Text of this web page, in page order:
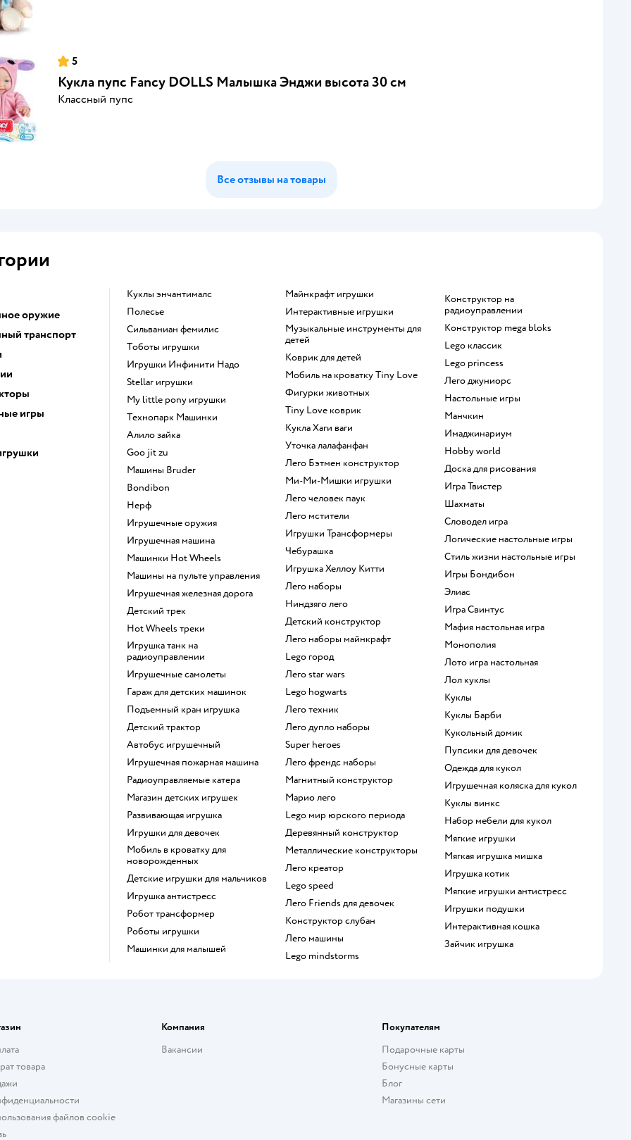
5
Кукла пупс Fancy DOLLS Малышка Энджи высота 30 см
Классный пупс
Все отзывы на товары
оружие
транспорт
игры
Куклы энчантималс
Полесье
Сильваниан фемилис
Тоботы игрушки
Игрушки Инфинити Надо
Stellar игрушки
my little pony игрушки
Технопарк Машинки
Алило зайка
Goo jit zu
Машины Bruder
Bondibon
Нерф
Игрушечные оружия
Игрушечная машина
Машинки Hot Wheels
Машины на пульте управления
Игрушечная железная дорога
Детский трек
Hot Wheels треки
Игрушка танк на
радиоуправлении
Игрушечные самолеты
Гараж для детских машинок
Подъемный кран игрушка
Детский трактор
Автобус игрушечный
Игрушечная пожарная машина
Радиоуправляемые катера
Магазин детских игрушек
Развивающая игрушка
Игрушки для девочек
Мобиль в кроватку для
новорожденных
Детские игрушки для мальчиков
Игрушка антистресс
Робот трансформер
Роботы игрушки
Машинки для малышей
Майнкрафт игрушки
Интерактивные игрушки
Музыкальные инструменты для
детей
Коврик для детей
Мобиль на кроватку Tiny Love
Фигурки животных
Tiny Love коврик
Кукла Хаги ваги
Уточка лалафанфан
Лего Бэтмен конструктор
Ми-Ми-Мишки игрушки
Лего человек паук
Лего мстители
Игрушки Трансформеры
Чебурашка
Игрушка Хеллоу Китти
Лего наборы
Ниндзяго лего
Детский конструктор
Лего наборы майнкрафт
Lego город
Лего star wars
Lego hogwarts
Лего техник
Лего дупло наборы
Super heroes
Лего френдс наборы
Магнитный конструктор
Марио лего
Lego мир юрского периода
Деревянный конструктор
Металлические конструкторы
Лего креатор
Lego speed
Лего Friends для девочек
Конструктор слубан
Лего машины
Lego mindstorms
Конструктор на
радиоуправлении
Конструктор mega bloks
Lego классик
Lego princess
Лего джуниорс
Настольные игры
Манчкин
Имаджинариум
Hobby world
Доска для рисования
Игра Твистер
Шахматы
Словодел игра
Логические настольные игры
Стиль жизни настольные игры
Игры Бондибон
Элиас
Игра Свинтус
Мафия настольная игра
Монополия
Лото игра настольная
Лол куклы
Куклы
Куклы Барби
Кукольный домик
Пупсики для девочек
Одежда для кукол
Игрушечная коляска для кукол
Куклы винкс
Набор мебели для кукол
Мягкие игрушки
Мягкая игрушка мишка
Игрушка котик
Мягкие игрушки антистресс
Игрушки подушки
Интерактивная кошка
Зайчик игрушка
товара
файлов cookie
Компания
Вакансии
Покупателям
Подарочные карты
Бонусные карты
Блог
Магазины сети